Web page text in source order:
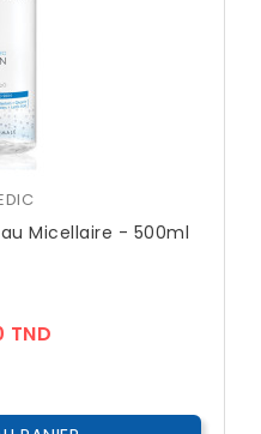
Micellaire - 500ml
TND